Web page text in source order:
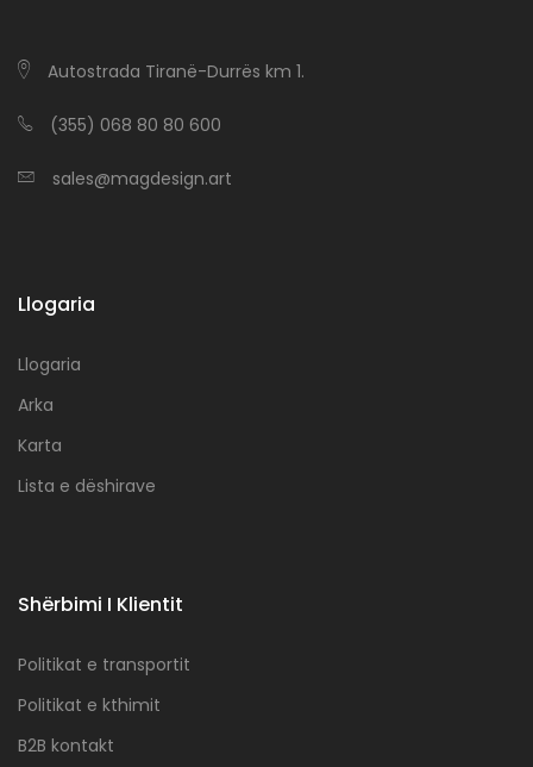
Autostrada Tiranë-Durrës km 1.
(355) 068 80 80 600
sales@magdesign.art
Llogaria
Llogaria
Arka
Karta
Lista e dëshirave
Shërbimi I Klientit
Politikat e transportit
Politikat e kthimit
B2B kontakt